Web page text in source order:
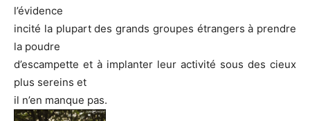
l’évidence
incité la plupart des grands groupes étrangers à prendre
la poudre
d’escampette et à implanter leur activité sous des cieux
plus sereins et
il n’en manque pas.